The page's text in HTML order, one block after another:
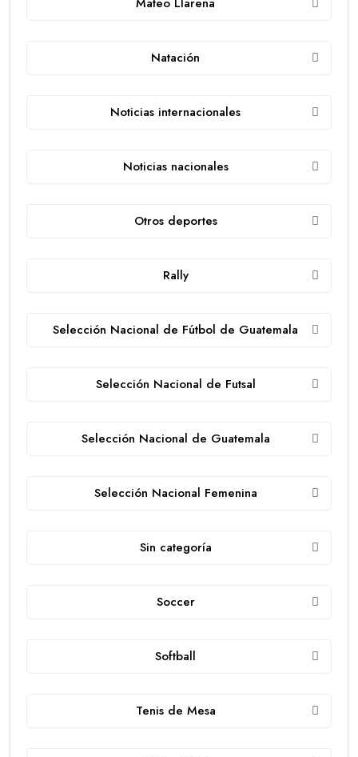
Natación
Noticias internacionales
Noticias nacionales
Otros deportes
Rally
Selección Nacional de Fútbol de Guatemala
Selección Nacional de Futsal
Selección Nacional de Guatemala
Selección Nacional Femenina
Sin categoría
Soccer
Softball
Tenis de Mesa